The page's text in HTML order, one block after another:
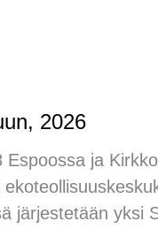
2026
Espoossa ja
järjestetään yksi